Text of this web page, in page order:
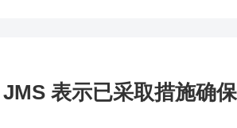
表示已采取措施确